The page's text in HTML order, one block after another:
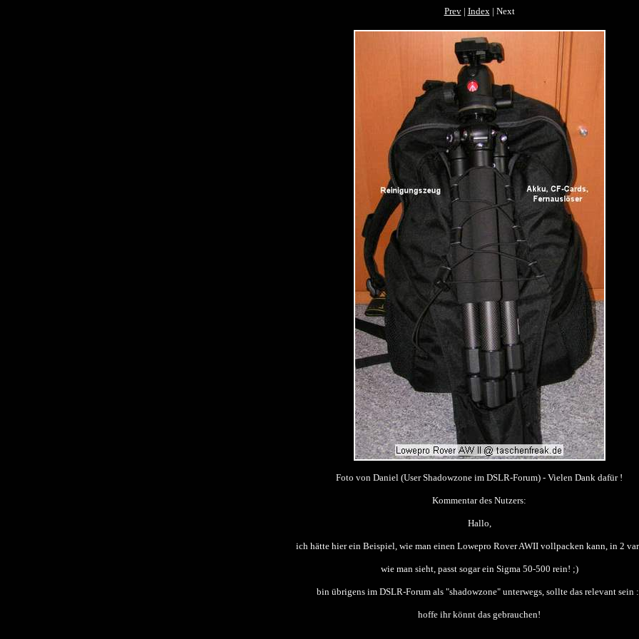
Prev| Index| Next
Foto von Daniel (User Shadowzone im DSLR-Forum) - Vielen Dank dafür !
Kommentar des Nutzers:
Hallo,
ich hätte hier ein Beispiel, wie man einen Lowepro Rover AWII vollpacken kann, in 2
wie man sieht, passt sogar ein Sigma 50-500 rein! ;)
bin übrigens im DSLR-Forum als "shadowzone" unterwegs, sollte das relevant sein
hoffe ihr könnt das gebrauchen!